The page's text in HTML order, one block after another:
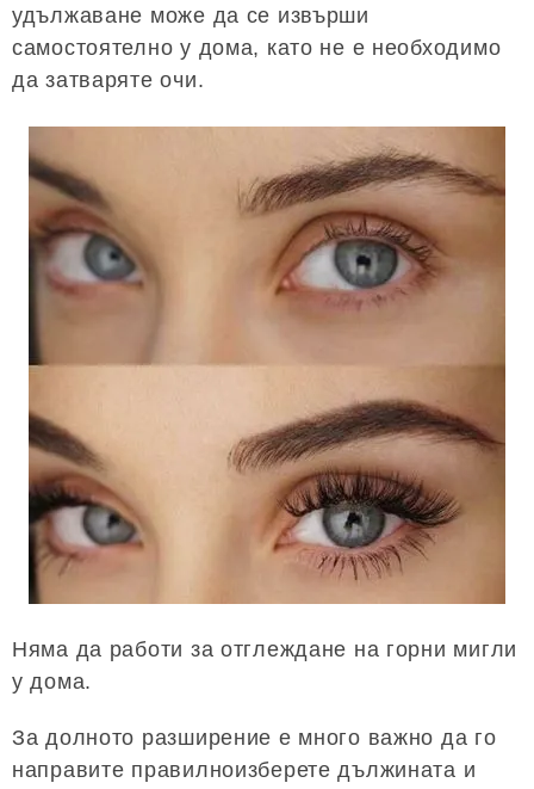
удължаване може да се извърши
самостоятелно у дома, като не е необходимо
да затваряте очи.
Няма да работи за отглеждане на горни мигли
у дома.
За долното разширение е много важно да го
направите правилноизберете дължината и